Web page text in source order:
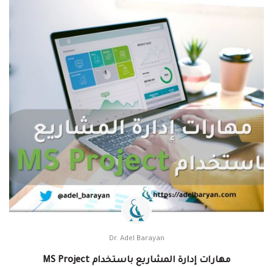
Dr. Adel Barayan
مهارات إدارة المشاريع باستخدام MS Project